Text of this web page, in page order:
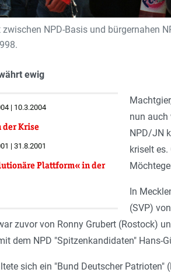
zwischen NPD-Basis und bürgernahen
ewig
| 10.3.2004
der Krise
| 31.8.2001
Plattform« in der
nun auch
NPD/JN
kriselt
In
(SVP)
zuvor von Ronny Grubert (Rostock)
dem NPD "Spitzenkandidaten" Hans-
sich ein "Bund Deutscher Patrioten"